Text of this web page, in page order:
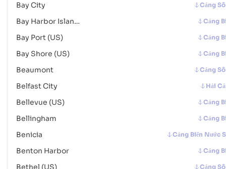
Địa chỉ :Conneaut (USCDY), United States of America, usa
Mã bưu chính :-
Cordova
Địa chỉ : Cordova (USCDV), Cordova, United States of America
Mã bưu chính :
Corpus Christi
Địa chỉ :
Corpus Christi (USCRP), Corpus Christi, United States
of America
Bay City Cảng
Bay Harbor Islands Cảng
Bay Port (US) Cảng
Bay Shore (US) Cảng
Beaumont Cảng
Belfast City Hải
Bellevue (US) Cảng
Bellingham Cảng
Benicia Cảng Biển Nước
Benton Harbor Cảng
Bethel (US) Cảng